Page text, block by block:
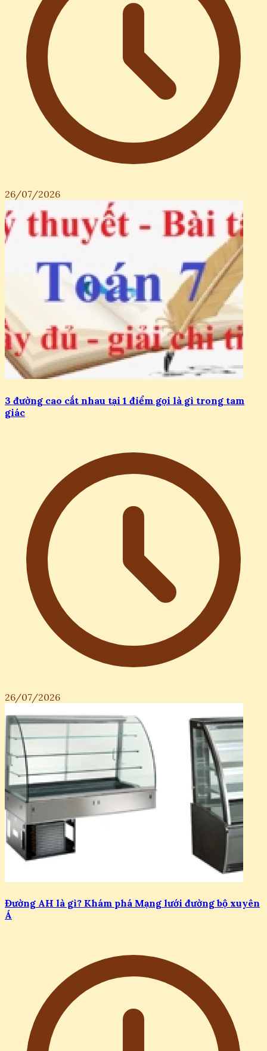
26/07/2026
3 đường cao cắt nhau tại 1 điểm gọi là gì trong tam
giác
26/07/2026
Đường AH là gì? Khám phá Mạng lưới đường bộ xuyên
Á